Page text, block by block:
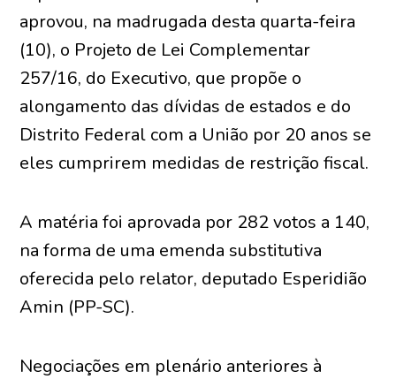
aprovou, na madrugada desta quarta-feira
(10), o Projeto de Lei Complementar
257/16, do Executivo, que propõe o
alongamento das dívidas de estados e do
Distrito Federal com a União por 20 anos se
eles cumprirem medidas de restrição fiscal.
A matéria foi aprovada por 282 votos a 140,
na forma de uma emenda substitutiva
oferecida pelo relator, deputado Esperidião
Amin (PP-SC).
Negociações em plenário anteriores à